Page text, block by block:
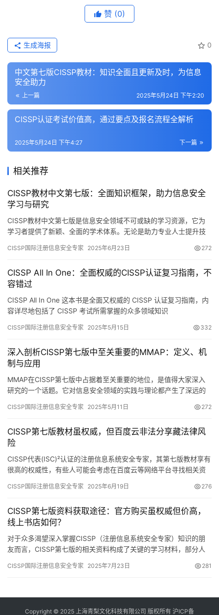
赞 (0)
0
生成海报
中文第七版CISSP教材：知识全面且更新及时，为信息
安全助力
上一篇 2025年5月24日 下午2:20
CISSP认证考试价值高，通过要点及报名流程全解析
下一篇
2025年5月24日 下午4:27
相关推荐
CISSP教材中文第七版：全面知识框架，助力信息安全
学习与研究
CISSP教材中文第七版是信息安全领域不可或缺的学习资源，它为
学习者提供了新颖、全面的学术体系。无论是助力专业人士提升技
CISSP国际注册信息安全专家 2025年6月23日 272
CISSP All In One：全面权威的CISSP认证复习指南，不
容错过
CISSP All In One 这本书是全面又权威的 CISSP 认证复习指南，内
容详尽地包括了 CISSP 考试所需掌握的众多领域知识
CISSP国际注册信息安全专家 2025年5月15日 332
深入剖析CISSP第七版中至关重要的MMAP：定义、机
制与应用
MMAP在CISSP第七版中占据着至关重要的地位，是值得大家深入
研究的一个话题。它对信息安全领域的实践与理论都产生了深远的
CISSP国际注册信息安全专家 2025年5月11日 272
CISSP第七版教材虽权威，但百度云非法分享藏法律风
险
CISSP代表(ISC)²认证的注册信息系统安全专家，其第七版教材享有
很高的权威性，有些人可能会考虑在百度云等网络平台寻找相关资
CISSP国际注册信息安全专家 2025年6月19日 276
CISSP第七版资料获取途径：官方购买虽权威但价高，
线上书店如何？
对于众多渴望深入掌握CISSP（注册信息系统安全专家）知识的朋
友而言，CISSP第七版的相关资料构成了关键的学习材料，部分人
CISSP国际注册信息安全专家 2025年7月23日 281
Copyright © 2025 上海青梨文化科技有限公司 版权所有 沪ICP备